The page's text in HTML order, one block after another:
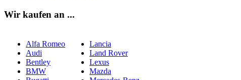
Wir kaufen an ...
Alfa Romeo
Audi
Bentley
BMW
Lancia
Land Rover
Lexus
Mazda